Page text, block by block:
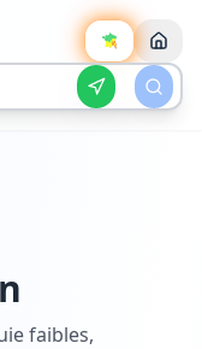
faibles,